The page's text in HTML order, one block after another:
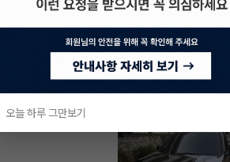
오늘 하루 그만보기